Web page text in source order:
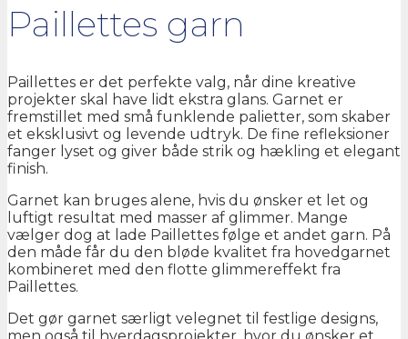
Paillettes garn
Paillettes er det perfekte valg, når dine kreative
projekter skal have lidt ekstra glans. Garnet er
fremstillet med små funklende palietter, som skaber
et eksklusivt og levende udtryk. De fine refleksioner
fanger lyset og giver både strik og hækling et elegant
finish.
Garnet kan bruges alene, hvis du ønsker et let og
luftigt resultat med masser af glimmer. Mange
vælger dog at lade Paillettes følge et andet garn. På
den måde får du den bløde kvalitet fra hovedgarnet
kombineret med den flotte glimmereffekt fra
Paillettes.
Det gør garnet særligt velegnet til festlige designs,